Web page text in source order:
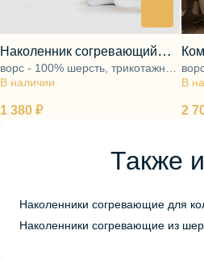
1 380 ₽
В наличии
Наколенник согревающий
стрейч серый
ворс - 100% шерсть, трикотажная
основа - 95% полиэфир, 5%
2
В
Также
Наколенники согревающие для
Наколенники согревающие из